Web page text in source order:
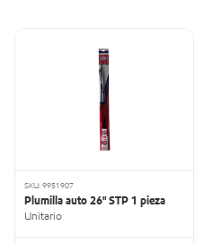
SKU: 9951907
Plumilla auto 26" STP 1 pieza
Unitario